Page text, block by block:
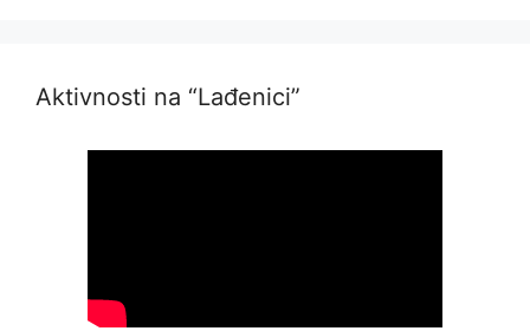
Aktivnosti na “Lađenici”